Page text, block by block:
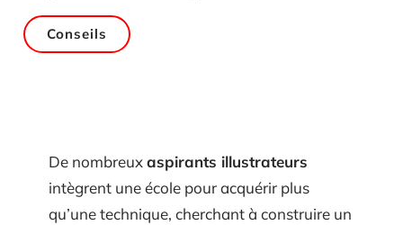
Conseils
De nombreuxaspirants illustrateurs
intègrent une école pour acquérir plus
qu’une technique, cherchant à construire un